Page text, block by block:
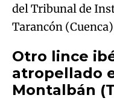
del Tribunal de
Tarancón
Otro lince
atropellado
Montalbán